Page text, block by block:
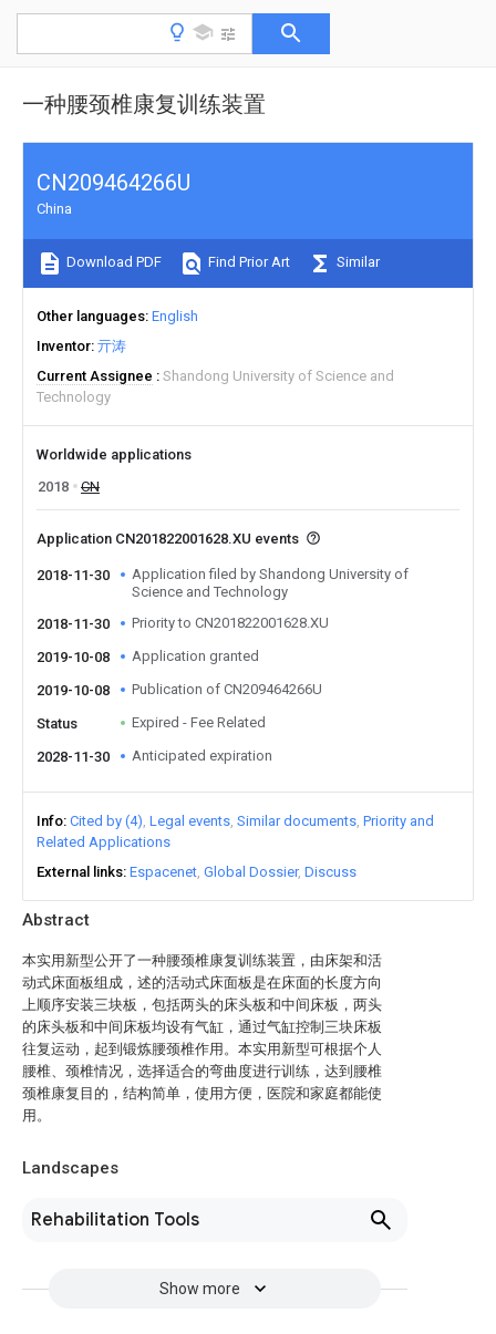
一种腰颈椎康复训练装置
Abstract
本实用新型公开了一种腰颈椎康复训练装置，由床架和活
动式床面板组成，述的活动式床面板是在床面的长度方向
上顺序安装三块板，包括两头的床头板和中间床板，两头
的床头板和中间床板均设有气缸，通过气缸控制三块床板
往复运动，起到锻炼腰颈椎作用。本实用新型可根据个人
腰椎、颈椎情况，选择适合的弯曲度进行训练，达到腰椎
颈椎康复目的，结构简单，使用方便，医院和家庭都能使
用。
Landscapes
Rehabilitation Tools
Show more
CN209464266U
China
Download PDF Find Prior Art Similar
Other languages English
Inventor 亓涛
Current Assignee
Shandong University of Science and
Technology
Worldwide applications
2018
CN
Application CN201822001628.XU events
2018-11-30
Application filed by Shandong University of
Science and Technology
2018-11-30
Priority to CN201822001628.XU
2019-10-08 Application granted
2019-10-08 Publication of CN209464266U
Status Expired - Fee Related
2028-11-30 Anticipated expiration
Info Cited by (4) Legal events Similar documents Priority and
Related Applications
External links Espacenet Global Dossier Discuss